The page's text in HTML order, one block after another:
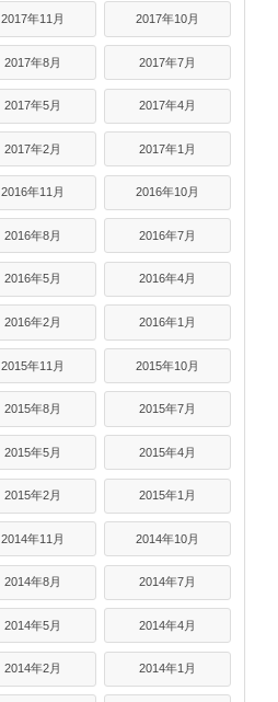
2017年11月 2017年10月
2017年8月 2017年7月
2017年5月 2017年4月
2017年2月 2017年1月
2016年11月 2016年10月
2016年8月 2016年7月
2016年5月 2016年4月
2016年2月 2016年1月
2015年11月 2015年10月
2015年8月 2015年7月
2015年5月 2015年4月
2015年2月 2015年1月
2014年11月 2014年10月
2014年8月 2014年7月
2014年5月 2014年4月
2014年2月 2014年1月